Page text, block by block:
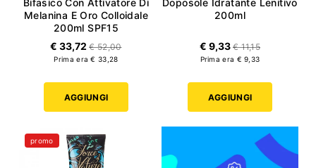
Bifasico Con Attivatore Di
Melanina E Oro Colloidale
200ml SPF15
€ 33,72€ 52,00
Prima era € 33,28
AGGIUNGI
Doposole Idratante Lenitivo
200ml
€ 9,33 € 11,15
Prima era € 9,33
AGGIUNGI
promo